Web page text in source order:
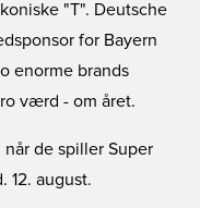
"T". Deutsche
for Bayern
enorme brands
værd - om året.
de spiller Super
12. august.